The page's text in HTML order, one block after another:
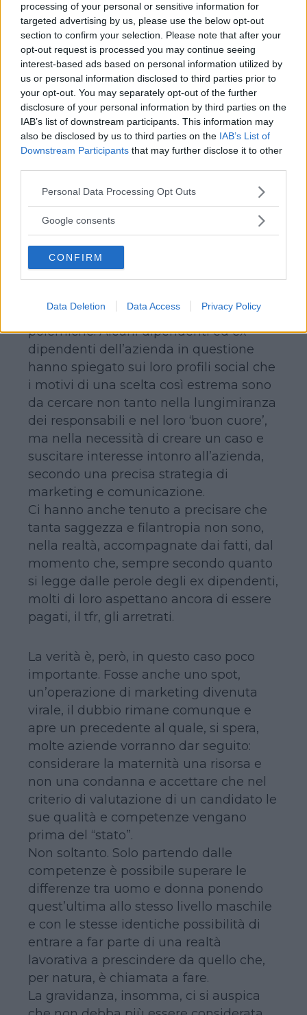
processing of your personal or sensitive information for
targeted advertising by us, please use the below opt-out
section to confirm your selection. Please note that after your
opt-out request is processed you may continue seeing
interest-based ads based on personal information utilized by
us or personal information disclosed to third parties prior to
your opt-out. You may separately opt-out of the further
disclosure of your personal information by third parties on the
IAB’s list of downstream participants. This information may
also be disclosed by us to third parties on the IAB’s List of
Downstream Participants that may further disclose it to other
Please note that this website/app uses one or more Google
not limited to your visit or usage behaviour. You may click to
use your data for below specified purposes in below Google
consent section.
Personal Data Processing Opt Outs
Google consents
CONFIRM
Data Deletion Data Access Privacy Policy
A spiegarne le ragioni Samuele che
racconta la sua personale esperienza e
lo smacco subito da sua moglie quando,
incinta del primo figlio, ha perso il lavoro
proprio a causa del suo stato
interessante.
L’uomo, invece, spiega che nel caso di
Martina hanno prevalso il curriculum e
le competenze che gli hanno permesso
di effettuare una scelta priva di
pregiudizi.
Continua a leggere dopo la pubblicità
Naturalmente, non sono mancate le
polemiche. Alcuni dipendenti ed ex
dipendenti dell’azienda in questione
hanno spiegato sui loro profili social che
i motivi di una scelta così estrema sono
da cercare non tanto nella lungimiranza
dei responsabili e nel loro ‘buon cuore’,
ma nella necessità di creare un caso e
suscitare interesse intonro all’azienda,
secondo una precisa strategia di
marketing e comunicazione.
Ci hanno anche tenuto a precisare che
tanta saggezza e filantropia non sono,
nella realtà, accompagnate dai fatti, dal
momento che, sempre secondo quanto
si legge dalle perole degli ex dipendenti,
molti di loro aspettano ancora di essere
pagati, il tfr, gli arretrati.
La verità è, però, in questo caso poco
importante. Fosse anche uno spot,
un’operazione di marketing divenuta
virale, il dubbio rimane comunque e
apre un precedente al quale, si spera,
molte aziende vorranno dar seguito:
considerare la maternità una risorsa e
non una condanna e accettare che nel
criterio di valutazione di un candidato le
sue qualità e competenze vengano
prima del “stato”.
Non soltanto. Solo partendo dalle
competenze è possibile superare le
differenze tra uomo e donna ponendo
quest’ultima allo stesso livello maschile
e con le stesse identiche possibilità di
entrare a far parte di una realtà
lavorativa a prescindere da quello che,
per natura, è chiamata a fare.
La gravidanza, insomma, ci si auspica